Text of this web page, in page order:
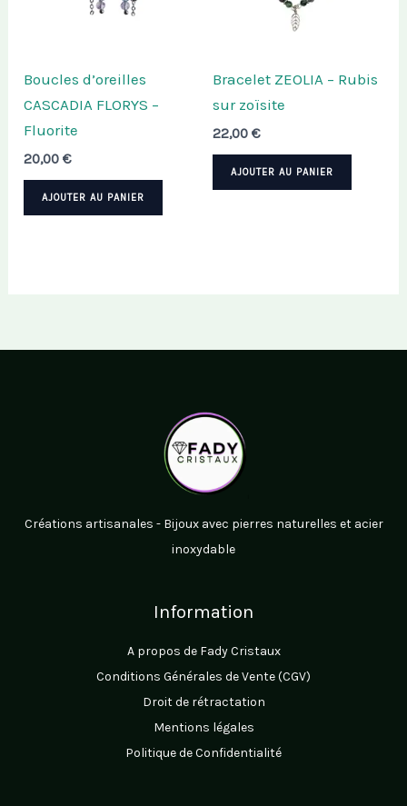
Boucles d’oreilles
CASCADIA FLORYS –
Fluorite
20,00€
AJOUTER AU PANIER
Bracelet ZEOLIA – Rubis
sur zoïsite
22,00 €
AJOUTER AU PANIER
Créations artisanales - Bijoux avec pierres naturelles et acier
inoxydable
Information
A propos de Fady Cristaux
Conditions Générales de Vente (CGV)
Droit de rétractation
Mentions légales
Politique de Confidentialité